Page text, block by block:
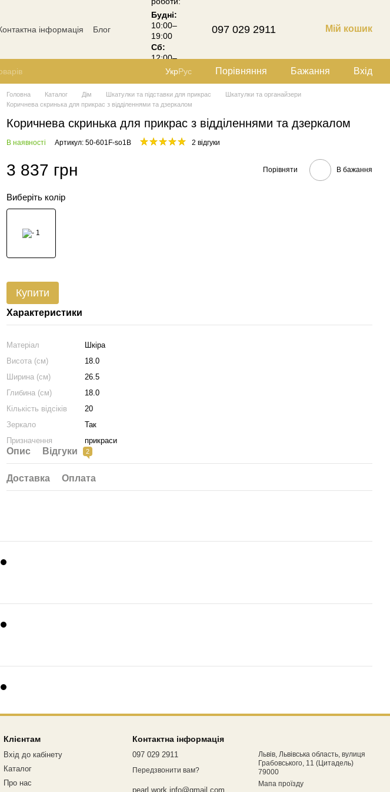
інформація
Блог
Будні:
10:00–
19:00
Сб:
12:00–
18:00
097 029 2911 Мій кошик
УкрРус Порівняння Бажання Вхід
Головна Каталог Дім Шкатулки та підставки для прикрас
Шкатулки та органайзери
Коричнева скринька для прикрас з відділеннями та дзеркалом
Коричнева скринька для прикрас з відділеннями та дзеркалом
В наявності Артикул: 50-601F-so1B 2 відгуки
3 837 грн Порівняти В бажання
Виберіть колір
Купити
Характеристики
Матеріал
Шкіра
Висота (см)
18.0
Ширина (см)
26.5
Глибина (см)
18.0
Кількість відсіків
20
Зеркало
Так
Призначення
прикраси
Опис Відгуки 2
Доставка Оплата
Клієнтам
Вхід до кабінету
Каталог
Про нас
Контактна інформація
097 029 2911
Передзвонити вам?
pearl.work.info@gmail.com
Львів, Львівська область, вулиця
Грабовського, 11 (Цитадель)
79000
Мапа проїзду